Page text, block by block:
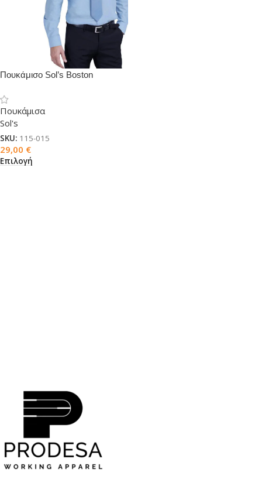
Πουκάμισο Sol’s Boston
Πουκάμισα
Sol's
SKU: 115-015
29,00 €
Επιλογή